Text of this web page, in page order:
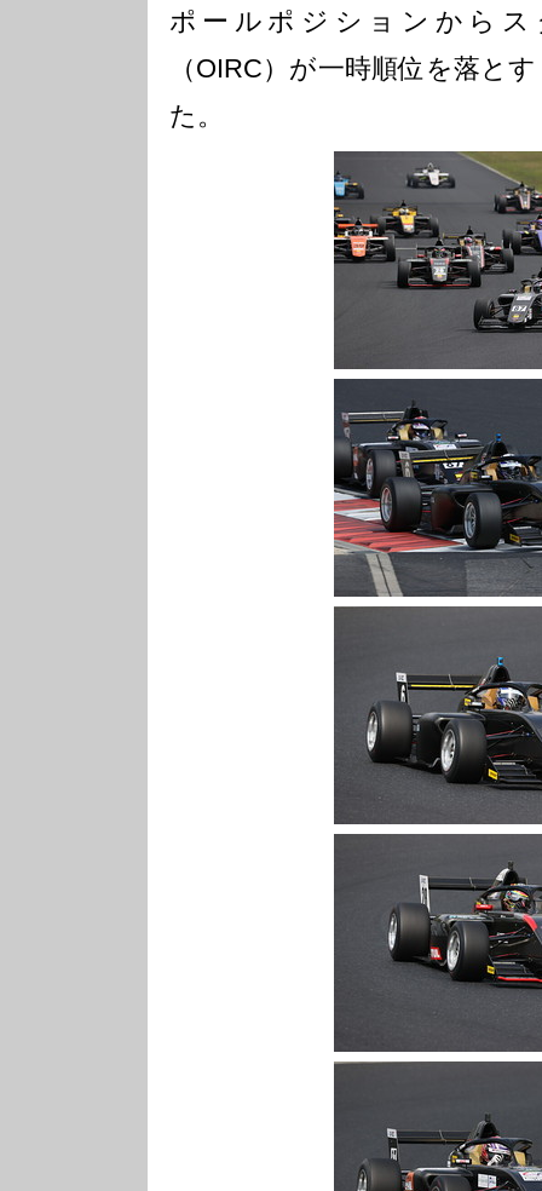
ポールポジションから
（OIRC）が一時順位を落と
た。